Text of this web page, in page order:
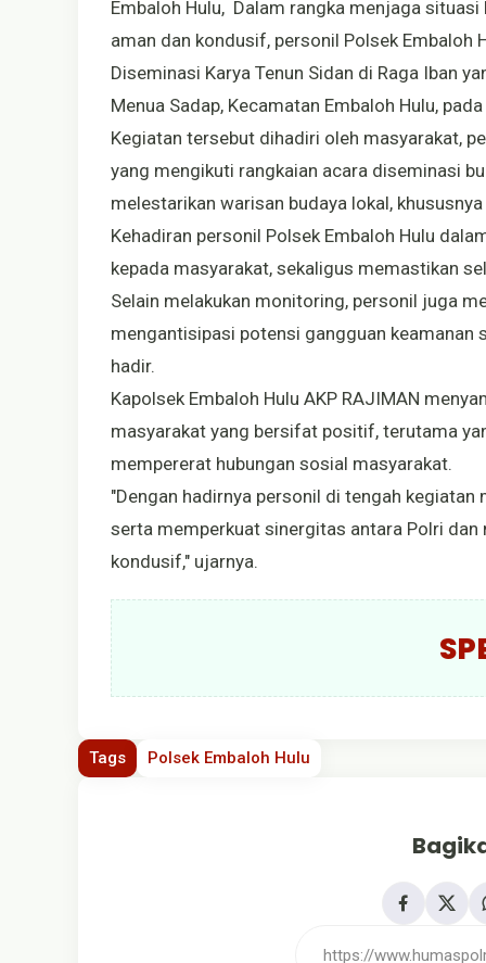
Embaloh Hulu, Dalam rangka menjaga
aman dan kondusif, personil Polsek
Diseminasi Karya Tenun Sidan di Raga Iban
Menua Sadap, Kecamatan Embaloh Hulu,
Kegiatan tersebut dihadiri oleh masyarakat,
yang mengikuti rangkaian acara diseminasi
melestarikan warisan budaya lokal,
Kehadiran personil Polsek Embaloh Hulu
kepada masyarakat, sekaligus memastikan
Selain melakukan monitoring, personil juga
mengantisipasi potensi gangguan keamanan
hadir.
Kapolsek Embaloh Hulu AKP RAJIMAN
masyarakat yang bersifat positif, terutama
mempererat hubungan sosial masyarakat.
"Dengan hadirnya personil di tengah
serta memperkuat sinergitas antara Polri
kondusif," ujarnya.
Tags Polsek Embaloh Hulu